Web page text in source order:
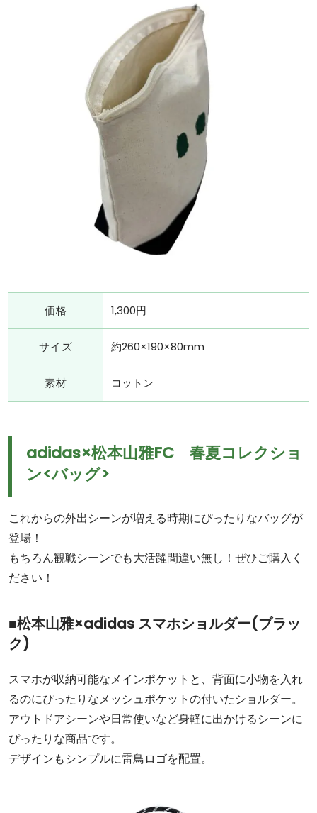
価格 1,300円
サイズ 約260×190×80mm
素材 コットン
adidas×松本山雅FC 春夏コレクショ
ン<バッグ>
これからの外出シーンが増える時期にぴったりなバッグが
登場！
もちろん観戦シーンでも大活躍間違い無し！ぜひご購入く
ださい！
■松本山雅×adidas スマホショルダー(ブラッ
ク)
スマホが収納可能なメインポケットと、背面に小物を入れ
るのにぴったりなメッシュポケットの付いたショルダー。
アウトドアシーンや日常使いなど身軽に出かけるシーンに
ぴったりな商品です。
デザインもシンプルに雷鳥ロゴを配置。